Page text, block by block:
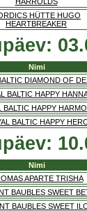
HÜTTE HUGO
HEARTBREAKER
Nimi
DIAMOND OF
BALTIC HAPPY
BALTIC HAPPY
BALTIC HAPPY
Nimi
APARTE TRISHA
BAUBLES SWEET
BAUBLES SWEET